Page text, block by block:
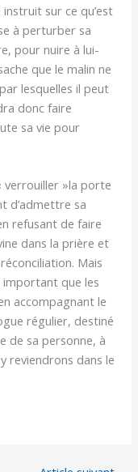
sur ce qu’est
à perturber sa
pour nuire à lui-
que le malin ne
lesquelles il peut
donc faire
sa vie pour
verrouiller »la porte
d’admettre sa
refusant de faire
dans la prière et
Mais
que les
accompagnant le
régulier, destiné
de sa personne, à
reviendrons dans le